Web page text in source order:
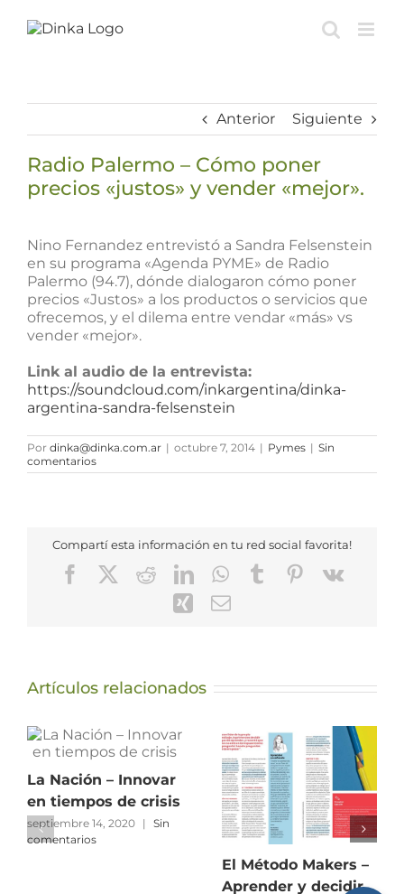
Anterior Siguiente
Radio Palermo – Cómo poner
precios «justos» y vender «mejor».
imagen
más
grande
Nino Fernandez entrevistó a Sandra Felsenstein
en su programa «Agenda PYME» de Radio
Palermo (94.7), dónde dialogaron cómo poner
precios «Justos» a los productos o servicios que
ofrecemos, y el dilema entre vendar «más» vs
vender «mejor».
Link al audio de la entrevista:
https://soundcloud.com/inkargentina/dinka-
argentina-sandra-felsenstein
Por dinka@dinka.com.ar | octubre 7, 2014 | Pymes | Sin
comentarios
Compartí esta información en tu red social favorita!
FacebookRedditLinkedInWhatsApp
TumblrPinterest
Vk
XingCorreo
Artículos relacionados
La Nación – Innovar
en tiempos de crisis
septiembre 14, 2020 |
Sin
comentarios
El Método Makers –
Aprender y decidir